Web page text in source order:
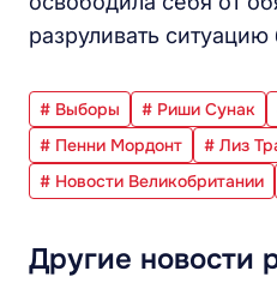
разруливать ситуацию
# Выборы # Риши Сунак
# Пенни Мордонт
# Лиз
# Новости Великобритании
Другие новости